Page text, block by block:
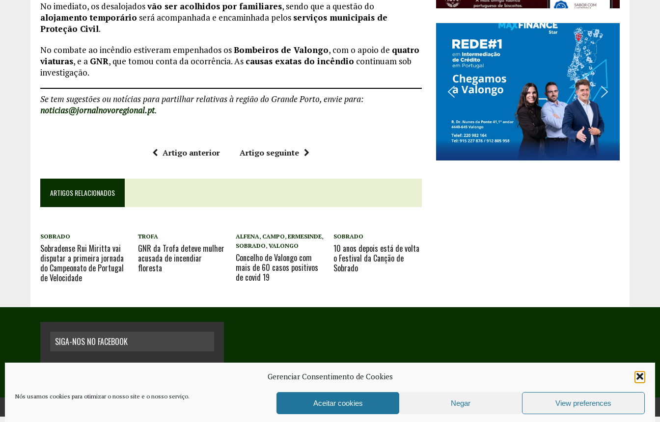
Gerenciar Consentimento de Cookies
Nós usamos cookies para otimizar o nosso site e o nosso serviço.
Aceitar cookies Negar View preferences
No imediato, os desalojadosvão ser acolhidos por familiares, sendo que a questão do
alojamento temporário será acompanhada e encaminhada pelos serviços municipais de
Proteção Civil.
No combate ao incêndio estiveram empenhados osBombeiros de Valongo, com o apoio de quatro
viaturas, e a GNR, que tomou conta da ocorrência. As causas exatas do incêndio continuam sob
investigação.
Se tem sugestões ou notícias para partilhar relativas à região do Grande Porto, envie para:
noticias@jornalnovoregional.pt.
Artigo anterior Artigo seguinte
ARTIGOS RELACIONADOS
SOBRADO
Sobradense Rui Miritta vai
disputar a primeira jornada
do Campeonato de Portugal
de Velocidade
TROFA
GNR da Trofa deteve mulher
acusada de incendiar
floresta
ALFENA, CAMPO,ERMESINDE,
SOBRADO,VALONGO
Concelho de Valongo com
mais de 60 casos positivos
de covid 19
SOBRADO
10 anos depois está de volta
o Festival da Canção de
Sobrado
SIGA-NOS NO FACEBOOK
FICHA TÉCNICA ESTATUTO EDITORIAL CONTACTE-NOS COOKIE POLICY (EU)